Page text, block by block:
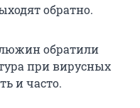
обратно.
обратили
при вирусных
и часто.